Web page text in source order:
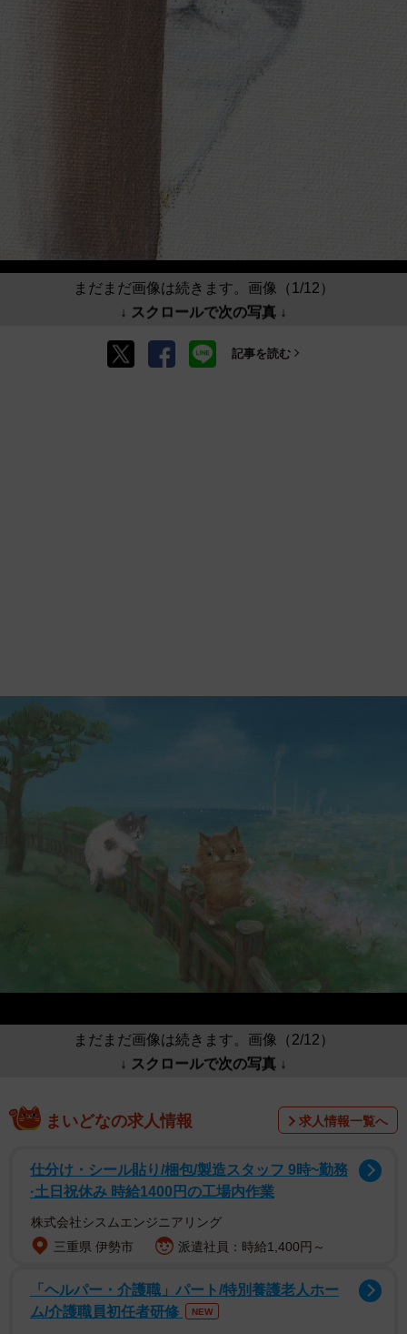
まだまだ画像は続きます。画像（1/12）
↓ スクロールで次の写真 ↓
記事を読む
まだまだ画像は続きます。画像（2/12）
↓ スクロールで次の写真 ↓
まいどなの求人情報 求人情報一覧へ
仕分け・シール貼り/梱包/製造スタッフ 9時~勤務
·土日祝休み 時給1400円の工場内作業
株式会社シスムエンジニアリング
三重県 伊勢市
派遣社員：時給1,400円～
「ヘルパー・介護職」パート/特別養護老人ホー
ム/介護職員初任者研修
NEW